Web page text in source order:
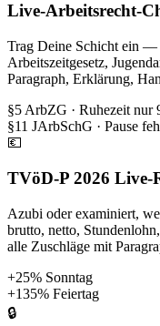
Live-Arbeitsrecht-
Trag Deine Schicht ein —
Arbeitszeitgesetz,
Paragraph, Erklärung,
§5 ArbZG · Ruhezeit nur
§11 JArbSchG · Pause
💶
TVöD-P 2026 Live-
Azubi oder examiniert,
brutto, netto,
alle Zuschläge mit
+25% Sonntag
+135% Feiertag
🔒